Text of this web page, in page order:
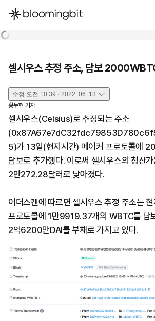
한국어
셀시우스 추정 주소, 담보
수정 오전 10:39 · 2022. 06. 13.
황두현 기자
셀시우스(Celsius)로 추정되는 주소
5)가 13일(현지시간) 메이커 프로토콜에
담보로 추가했다. 이로써 셀시우스의 청산가
2만272.28달러로 낮아졌다.
이더스캔에 따르면 셀시우스 추정 주소는 현
프로토콜에 1만9919.37개의 WBTC를 담
2억6200만DAI를 부채로 가지고 있다.